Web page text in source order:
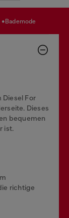
bademode
For
Dieses
bequemen
ist.
richtige